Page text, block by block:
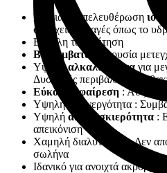
Σταδιακή απελευθέρωση
συνεχείς αλλαγές όπως το
Εύκολη τοποθέτηση
Βιοσυμβατό
: Απουσία
Υψηλήαλκαλικότηταγια
Δυσμενές περιβάλλον για
Εύκολη αφαίρεση : Αύξηση
Υψηλή βιοενεργότητα :
Υψηλή ακτινοσκιερότητα :
απεικόνιση
Χαμηλή διαλυτότητα : Δεν
σωλήνα
Ιδανικό για ανοιχτά